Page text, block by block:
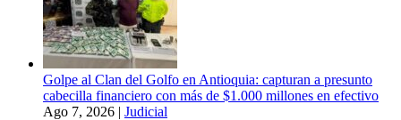
Golpe al Clan del Golfo en Antioquia: capturan a presunto
cabecilla financiero con más de $1.000 millones en efectivo
Ago 7, 2026 | Judicial